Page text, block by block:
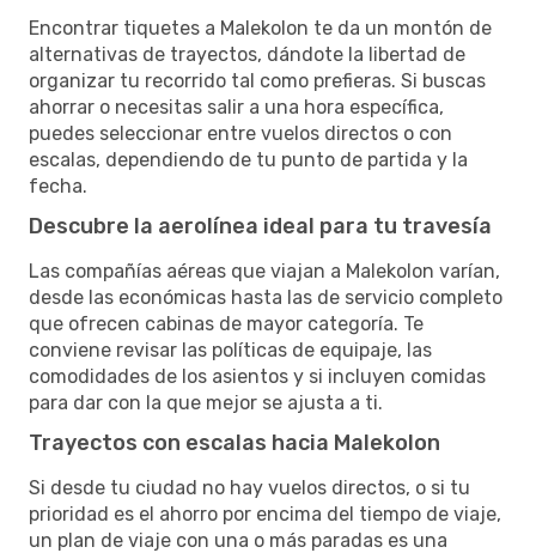
Encontrar tiquetes a Malekolon te da un montón de
alternativas de trayectos, dándote la libertad de
organizar tu recorrido tal como prefieras. Si buscas
ahorrar o necesitas salir a una hora específica,
puedes seleccionar entre vuelos directos o con
escalas, dependiendo de tu punto de partida y la
fecha.
Descubre la aerolínea ideal para tu travesía
Las compañías aéreas que viajan a Malekolon varían,
desde las económicas hasta las de servicio completo
que ofrecen cabinas de mayor categoría. Te
conviene revisar las políticas de equipaje, las
comodidades de los asientos y si incluyen comidas
para dar con la que mejor se ajusta a ti.
Trayectos con escalas hacia Malekolon
Si desde tu ciudad no hay vuelos directos, o si tu
prioridad es el ahorro por encima del tiempo de viaje,
un plan de viaje con una o más paradas es una